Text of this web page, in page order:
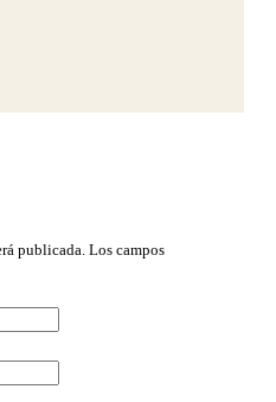
publicada. Los campos